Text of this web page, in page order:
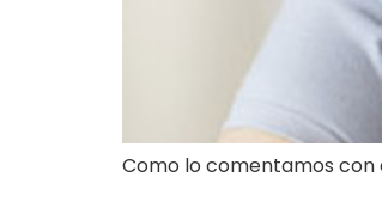
Como lo comentamos